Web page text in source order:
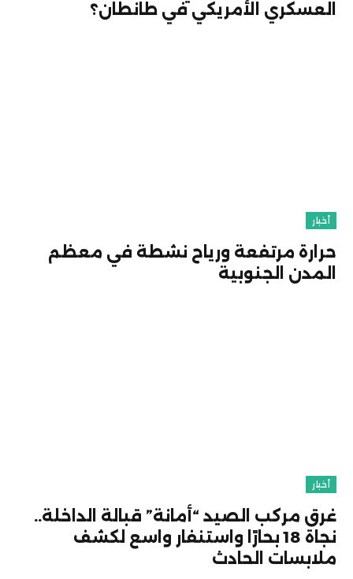
العسكري الأمريكي في طانطان؟
أخبار
حرارة مرتفعة ورياح نشطة في معظم
المدن الجنوبية
أخبار
غرق مركب الصيد “أمانة” قبالة الداخلة..
نجاة 18 بحارًا واستنفار واسع لكشف
ملابسات الحادث